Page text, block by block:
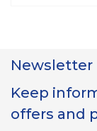
Newsletter
Keep
offers and